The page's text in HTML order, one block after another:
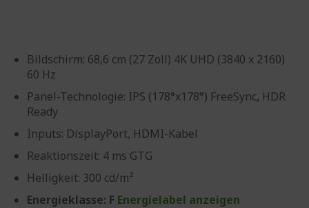
Bildschirm: 68,6 cm (27 Zoll) 4K UHD (3840 x 2160)
60 Hz
Panel-Technologie: IPS (178°x178°) FreeSync, HDR
Ready
Inputs: DisplayPort, HDMI-Kabel
Reaktionszeit: 4 ms GTG
Helligkeit: 300 cd/m²
Energieklasse: F Energielabel anzeigen